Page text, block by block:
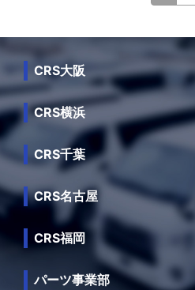
CRS大阪
CRS横浜
CRS千葉
CRS名古屋
CRS福岡
パーツ事業部